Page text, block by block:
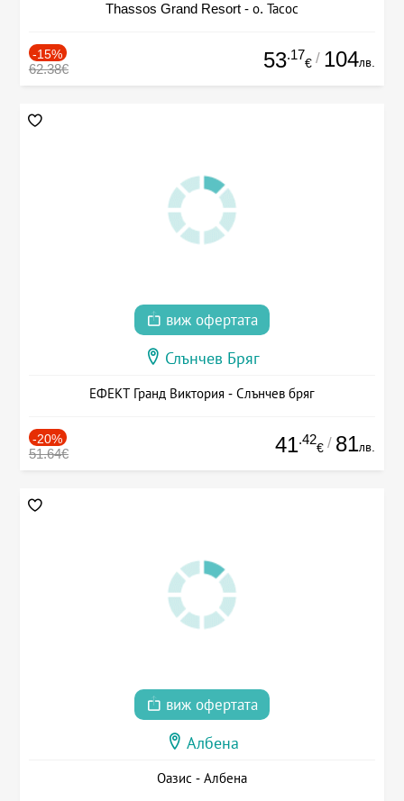
Thassos Grand Resort - о. Тасос
-15%
62.38€ 53.17
€ / 104лв.
виж офертата
Слънчев Бряг
ЕФЕКТ Гранд Виктория - Слънчев бряг
-20%
51.64€ 41.42
€ / 81лв.
виж офертата
Албена
Оазис - Албена